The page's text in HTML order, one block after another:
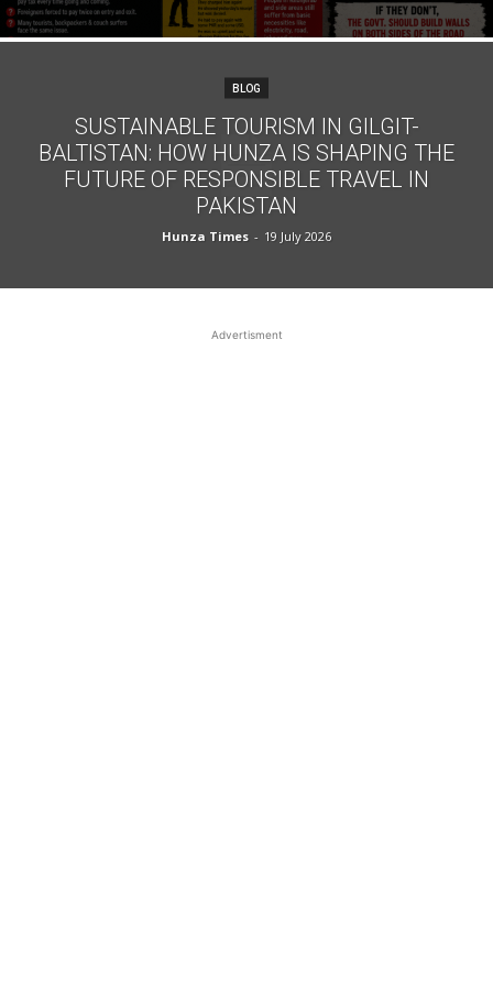
BLOG
SUSTAINABLE TOURISM IN GILGIT-
BALTISTAN: HOW HUNZA IS SHAPING THE
FUTURE OF RESPONSIBLE TRAVEL IN
PAKISTAN
Hunza Times - 19 July 2026
Advertisment